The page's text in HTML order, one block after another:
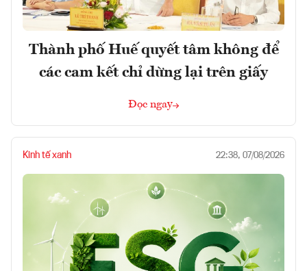
Thành phố Huế quyết tâm không để
các cam kết chỉ dừng lại trên giấy
Đọc ngay
Kinh tế xanh 22:38, 07/08/2026